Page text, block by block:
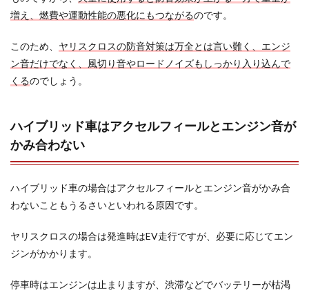
増え、燃費や運動性能の悪化にもつながるのです。
このため、 ヤリスクロスの防音対策は万全とは言い難く、エンジ
ン音だけでなく、風切り音やロードノイズもしっかり入り込んで
くるのでしょう。
ハイブリッド車はアクセルフィールとエンジン音が
かみ合わない
ハイブリッド車の場合はアクセルフィールとエンジン音がかみ合
わないこともうるさいといわれる原因です。
ヤリスクロスの場合は発進時はEV走行ですが、必要に応じてエン
ジンがかかります。
停車時はエンジンは止まりますが、渋滞などでバッテリーが枯渇